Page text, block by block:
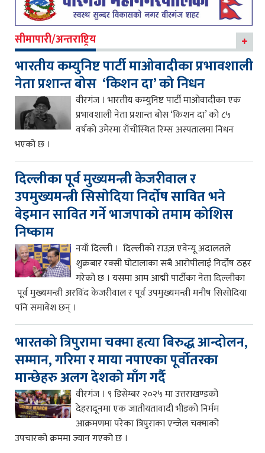
सीमापारी/अन्तराष्ट्रिय
भारतीय कम्युनिष्ट पार्टी माओवादीका प्रभावशाली
नेता प्रशान्त बोस ‘किशन दा’ को निधन
वीरगंज । भारतीय कम्युनिष्ट पार्टी माओवादीका एक
प्रभावशाली नेता प्रशान्त बोस ‘किशन दा’ को ८५
वर्षको उमेरमा राँचीस्थित रिम्स अस्पतालमा निधन
भएको छ ।
दिल्लीका पूर्व मुख्यमन्त्री केजरीवाल र
उपमुख्यमन्त्री सिसोदिया निर्दोष सावित भने
बेइमान सावित गर्ने भाजपाको तमाम कोशिस
निष्काम
नयाँ दिल्ली । दिल्लीको राउज़ एवेन्यू अदालतले
शुक्रबार रक्सी घोटालाका सबै आरोपीलाई निर्दोष ठहर
गरेको छ । यसमा आम आद्मी पार्टीका नेता दिल्लीका
पूर्व मुख्यमन्त्री अरविंद केजरीवाल र पूर्व उपमुख्यमन्त्री मनीष सिसोदिया
पनि समावेश छन् ।
भारतको त्रिपुरामा चक्मा हत्या बिरुद्ध आन्दोलन,
सम्मान, गरिमा र माया नपाएका पूर्वोतरका
मान्छेहरु अलग देशको माँग गर्दै
वीरगंज । ९ डिसेम्बर २०२५ मा उत्तराखण्डको
देहरादूनमा एक जातीयतावादी भीडको निर्मम
आक्रमणमा परेका त्रिपुराका एन्जेल चक्माको
उपचारको क्रममा ज्यान गएको छ ।